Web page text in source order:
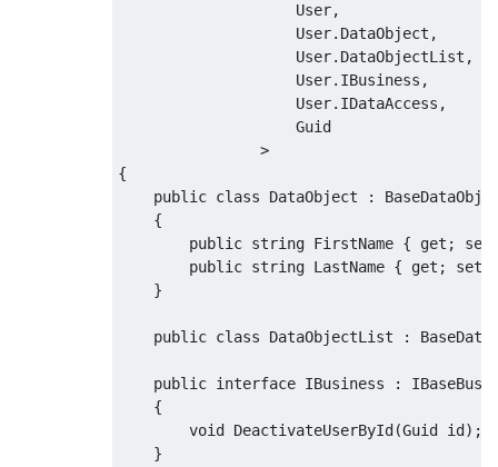
IBaseDataAccess
LoadById(TIdKey
TDataObjectList
void
DeleteById(TIdKey
User,
User. DataObject ,
User. DataObjectList ,
User. IBusiness ,
User. IDataAccess ,
Guid
>
{
public class DataObject :
{
public string FirstName { get ; set
public string LastName { get ; set
}
public class DataObjectList :
public interface IBusiness :
{
void
DeactivateUserById (Guid id );
}